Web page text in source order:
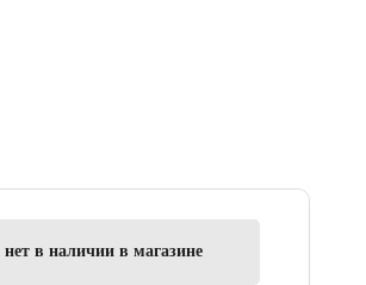
нет в наличии в магазине